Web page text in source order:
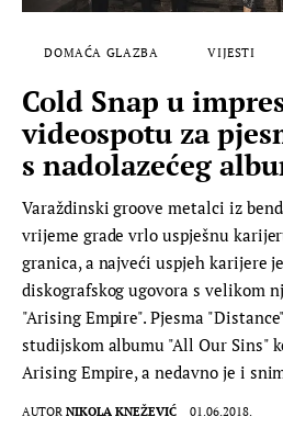
MUSIC BOX
DOMAĆA GLAZBA VIJESTI
Cold Snap u
videospotu za
s nadolazećeg
Varaždinski groove metalci iz
vrijeme grade vrlo uspješnu
granica, a najveći uspjeh karijere
diskografskog ugovora s velikom
"Arising Empire". Pjesma
studijskom albumu "All Our Sins"
Arising Empire, a nedavno je i
AUTOR NIKOLA KNEŽEVIĆ 01.06.2018.